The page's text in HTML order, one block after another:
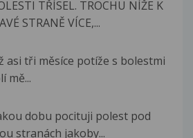
TŘÍSEL. TROCHU NÍŽE K
STRANĚ VÍCE,...
asi tři měsíce potíže s bolestmi
mě...
dobu pocituji polest pod
stranách jakoby...